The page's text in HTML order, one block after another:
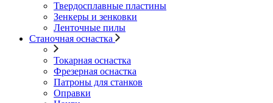
Твердосплавные пластины
Зенкеры и зенковки
Ленточные пилы
Станочная оснастка
Токарная оснастка
Фрезерная оснастка
Патроны для станков
Оправки